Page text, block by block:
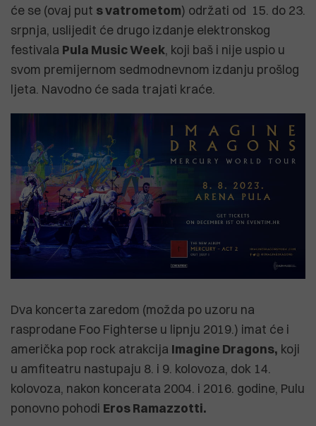
će se (ovaj put s vatrometom) održati od 15. do 23.
srpnja, uslijedit će drugo izdanje elektronskog
festivala Pula Music Week, koji baš i nije uspio u
svom premijernom sedmodnevnom izdanju prošlog
ljeta. Navodno će sada trajati kraće.
Dva koncerta zaredom (možda po uzoru na
rasprodane Foo Fighterse u lipnju 2019.) imat će i
američka pop rock atrakcija Imagine Dragons, koji
u amfiteatru nastupaju 8. i 9. kolovoza, dok 14.
kolovoza, nakon koncerata 2004. i 2016. godine, Pulu
ponovno pohodi Eros Ramazzotti.